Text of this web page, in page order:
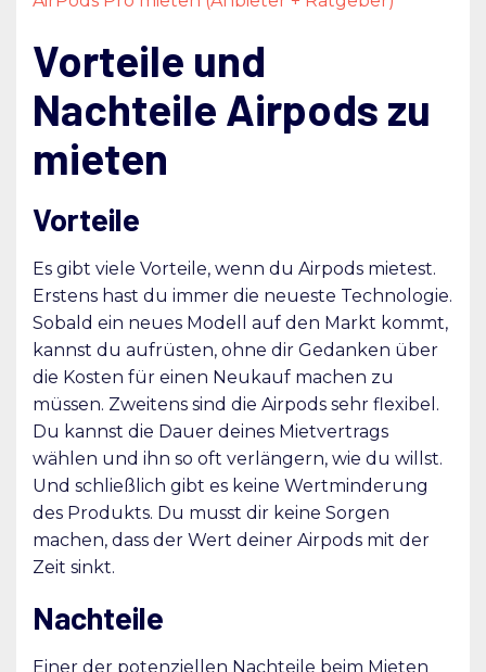
Vorteile und
Nachteile Airpods zu
mieten
Vorteile
Es gibt viele Vorteile, wenn du Airpods mietest.
Erstens hast du immer die neueste Technologie.
Sobald ein neues Modell auf den Markt kommt,
kannst du aufrüsten, ohne dir Gedanken über
die Kosten für einen Neukauf machen zu
müssen. Zweitens sind die Airpods sehr flexibel.
Du kannst die Dauer deines Mietvertrags
wählen und ihn so oft verlängern, wie du willst.
Und schließlich gibt es keine Wertminderung
des Produkts. Du musst dir keine Sorgen
machen, dass der Wert deiner Airpods mit der
Zeit sinkt.
Nachteile
Einer der potenziellen Nachteile beim Mieten